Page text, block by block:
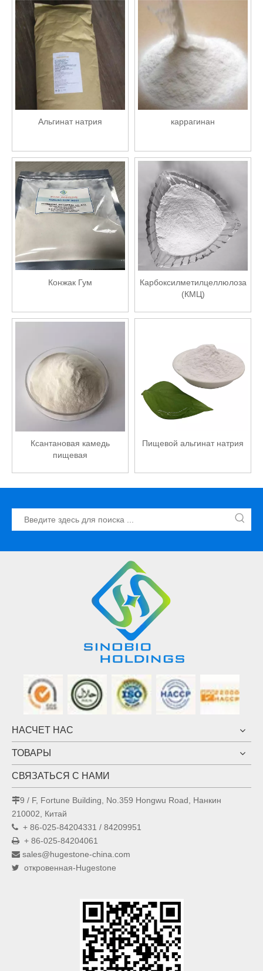
Альгинат натрия каррагинан
Конжак Гум
Карбоксилметилцеллюлоза
(КМЦ)
Ксантановая камедь
пищевая
Пищевой альгинат натрия
НАСЧЕТ НАС
ТОВАРЫ
СВЯЗАТЬСЯ С НАМИ
9 / F, Fortune Building, No.359 Hongwu Road, Нанкин
210002, Китай
 + 86-025-84204331 / 84209951
 + 86-025-84204061
 sales@hugestone-china.com
 откровенная-Hugestone